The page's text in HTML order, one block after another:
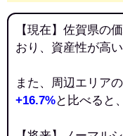
【現在】佐賀県の
おり、資産性が高
また、周辺エリア
+16.7%と比べると